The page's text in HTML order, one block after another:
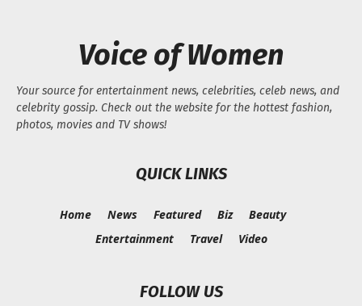
Voice of Women
Your source for entertainment news, celebrities, celeb news, and
celebrity gossip. Check out the website for the hottest fashion,
photos, movies and TV shows!
QUICK LINKS
Home News Featured Biz
Beauty
Entertainment
Travel Video
FOLLOW US